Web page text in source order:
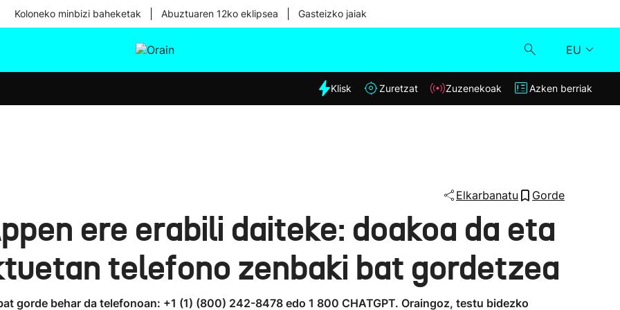
Koloneko minbizi baheketak Abuztuaren 12ko eklipsea Gasteizko jaiak
EU
Eguraldia
Klisk
Azken berriak
Klisk Zuretzat Zuzenekoak Azken berriak
Elkarbanatu Gorde
ere erabili daiteke: doakoa da eta
telefono zenbaki bat gordetzea
gorde behar da telefonoan: +1 (1) (800) 242-8478 edo 1 800 CHATGPT. Oraingoz, testu bidezko